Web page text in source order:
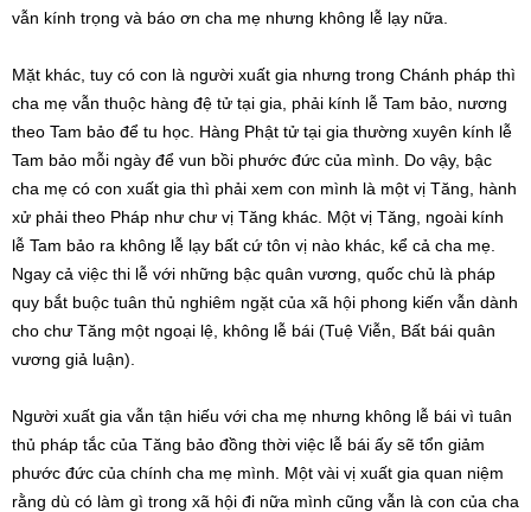
vẫn kính trọng và báo ơn cha mẹ nhưng không lễ lạy nữa.
Mặt khác, tuy có con là người xuất gia nhưng trong Chánh pháp thì
cha mẹ vẫn thuộc hàng đệ tử tại gia, phải kính lễ Tam bảo, nương
theo Tam bảo để tu học. Hàng Phật tử tại gia thường xuyên kính lễ
Tam bảo mỗi ngày để vun bồi phước đức của mình. Do vậy, bậc
cha mẹ có con xuất gia thì phải xem con mình là một vị Tăng, hành
xử phải theo Pháp như chư vị Tăng khác. Một vị Tăng, ngoài kính
lễ Tam bảo ra không lễ lạy bất cứ tôn vị nào khác, kể cả cha mẹ.
Ngay cả việc thi lễ với những bậc quân vương, quốc chủ là pháp
quy bắt buộc tuân thủ nghiêm ngặt của xã hội phong kiến vẫn dành
cho chư Tăng một ngoại lệ, không lễ bái (Tuệ Viễn, Bất bái quân
vương giả luận).
Người xuất gia vẫn tận hiếu với cha mẹ nhưng không lễ bái vì tuân
thủ pháp tắc của Tăng bảo đồng thời việc lễ bái ấy sẽ tổn giảm
phước đức của chính cha mẹ mình. Một vài vị xuất gia quan niệm
rằng dù có làm gì trong xã hội đi nữa mình cũng vẫn là con của cha